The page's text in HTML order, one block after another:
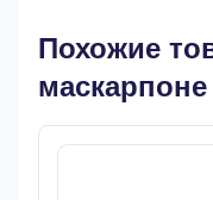
Похожие